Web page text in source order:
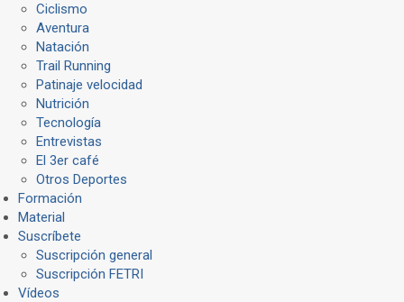
Ciclismo
Aventura
Natación
Trail Running
Patinaje velocidad
Nutrición
Tecnología
Entrevistas
El 3er café
Otros Deportes
Formación
Material
Suscríbete
Suscripción general
Suscripción FETRI
Vídeos